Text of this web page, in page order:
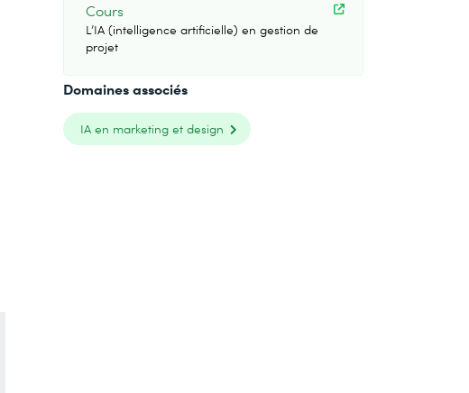
Cours
L’IA (intelligence artificielle) en gestion de
projet
Domaines associés
IA en marketing et design